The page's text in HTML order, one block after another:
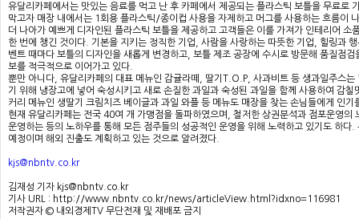
유달리카페에서는 맛있는 음료를 먹고 난 후 카페에서 제공되는 플라스틱 보틀을 무료로
막고자 매장 내에서는 1회용 플라스틱/종이컵 사용을 자제하고 머그를 사용하는 흐름이
더 나아가 예쁘게 디자인된 플라스틱 보틀을 제공하고 고객들은 이를 가져가 인테리어 소
한 번에 챙긴 것이다. 기본을 지키는 정직한 기업, 사람을 사랑하는 따뜻한 기업, 힐링과
벤트 때마다 보틀의 디자인을 새롭게 변경하고, 보틀 제조 공장에 수시로 방문해 품질점
보를 적극적으로 이어가고 있다.
뿐만 아니다, 유달리카페의 대표 메뉴인 감귤라떼, 딸기T.O.P, 사과비트 등 생과일주스
기 위해 냉장고에 넣어 숙성시키고 새로 손질한 과일과 숙성된 과일을 함께 사용하여 감
커리 메뉴인 생딸기 크림치즈 베이글과 과일 와플 등 메뉴도 매장을 찾는 손님들에게 인기
현재 유달리카페는 전국 40여 개 가맹점을 돌파하였으며, 철저한 상권분석과 점포운영의
운영하는 등의 노하우를 통해 모든 점주들의 성공적인 운영을 위해 노력하고 있기도 하다
예정이며 해외 진출도 계획하고 있는 것으로 알려졌다.
kjs@nbntv.co.kr
김재성 기자 kjs@nbntv.co.kr
기사 URL : http://www.nbntv.co.kr/news/articleView.html?idxno=116981
저작권자 © 내외경제TV 무단전재 및 재배포 금지